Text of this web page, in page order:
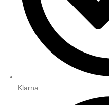
Klarna